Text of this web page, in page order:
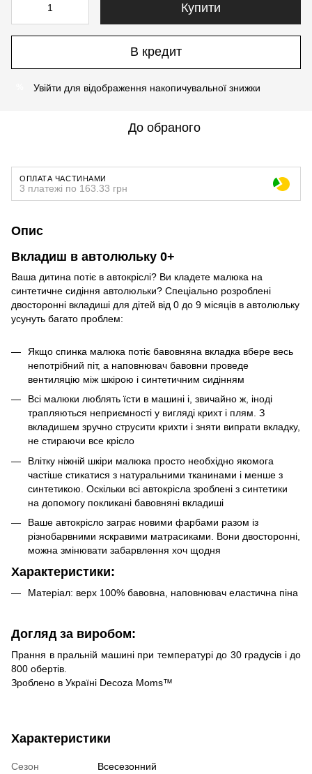
Купити
В кредит
Увійти для відображення накопичувальної знижки
До обраного
ОПЛАТА ЧАСТИНАМИ
3 платежі по 163.33 грн
Опис
Вкладиш в автолюльку 0+
Ваша дитина потіє в автокріслі? Ви кладете малюка на
синтетичне сидіння автолюльки? Спеціально розроблені
двосторонні вкладиші для дітей від 0 до 9 місяців в автолюльку
усунуть багато проблем:
Якщо спинка малюка потіє бавовняна вкладка вбере весь
непотрібний піт, а наповнювач бавовни проведе
вентиляцію між шкірою і синтетичним сидінням
Всі малюки люблять їсти в машині і, звичайно ж, іноді
трапляються неприємності у вигляді крихт і плям. З
вкладишем зручно струсити крихти і зняти випрати вкладку,
не стираючи все крісло
Влітку ніжній шкіри малюка просто необхідно якомога
частіше стикатися з натуральними тканинами і менше з
синтетикою. Оскільки всі автокрісла зроблені з синтетики
на допомогу покликані бавовняні вкладиші
Ваше автокрісло заграє новими фарбами разом із
різнобарвними яскравими матрасиками. Вони двосторонні,
можна змінювати забарвлення хоч щодня
Характеристики:
Матеріал: верх 100% бавовна, наповнювач еластична піна
Догляд за виробом:
Прання в пральній машині при температурі до 30 градусів і до
800 обертів.
Зроблено в Україні Decoza Moms™
Характеристики
Сезон Всесезонний